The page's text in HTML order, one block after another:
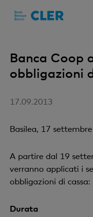
Banca Coop
obbligazioni
17.09.2013
Basilea, 17
A partire dal 19
verranno applicati i
obbligazioni di cassa:
Durata